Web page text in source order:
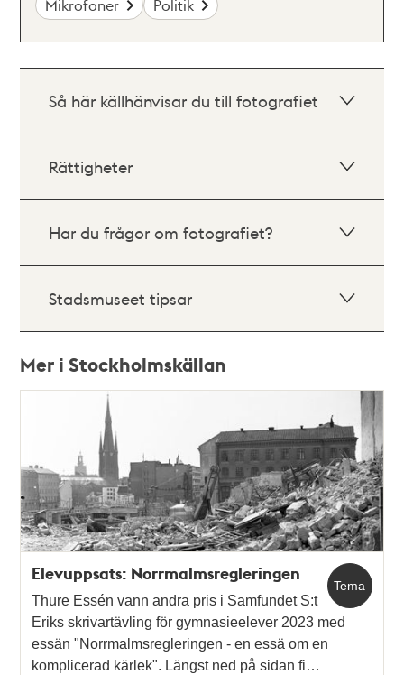
Mikrofoner
Politik
Så här källhänvisar du till fotografiet
Rättigheter
Har du frågor om fotografiet?
Stadsmuseet tipsar
Mer i Stockholmskällan
teman
Tema
Elevuppsats: Norrmalmsregleringen
Thure Essén vann andra pris i Samfundet S:t
Eriks skrivartävling för gymnasieelever 2023 med
essän "Norrmalmsregleringen - en essä om en
komplicerad kärlek". Längst ned på sidan fi…